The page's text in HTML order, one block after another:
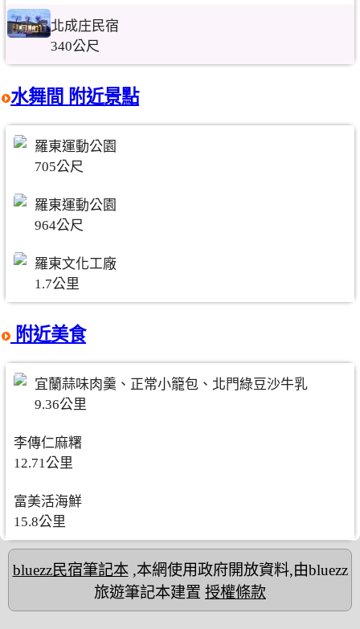
北成庄民宿
340公尺
水舞間 附近景點
羅東運動公園
705公尺
羅東運動公園
964公尺
羅東文化工廠
1.7公里
附近美食
宜蘭蒜味肉羹、正常小籠包、北門綠豆沙牛乳
9.36公里
李傳仁麻糬
12.71公里
富美活海鮮
15.8公里
bluezz民宿筆記本,本網使用政府開放資料,由bluezz
旅遊筆記本建置 授權條款